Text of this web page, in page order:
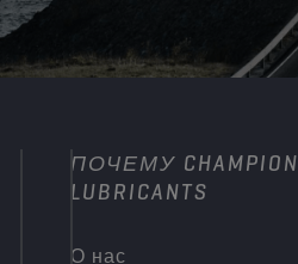
ПОЧЕМУ CHAMPION
LUBRICANTS
О нас